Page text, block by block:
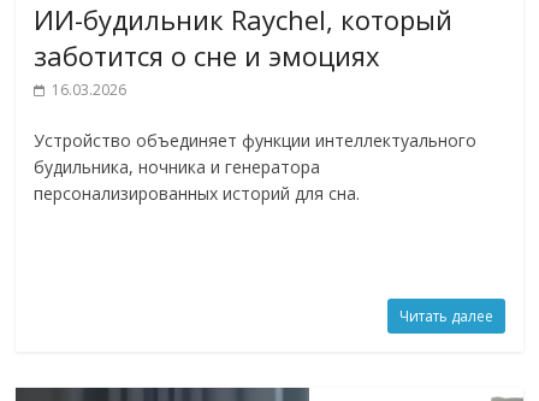
ИИ-будильник Raychel, который
заботится о сне и эмоциях
16.03.2026
Устройство объединяет функции интеллектуального
будильника, ночника и генератора
персонализированных историй для сна.
Читать далее